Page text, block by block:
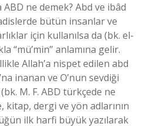
ne demek? Abd ve ibâd
bütün insanlar ve
için kullanılsa da (bk. el-
“mü’min” anlamına gelir.
Allah’a nispet edilen abd
inanan ve O’nun sevdiği
M. F. ABD türkçede ne
kitap, dergi ve yön adlarının
ilk harfi büyük yazılarak